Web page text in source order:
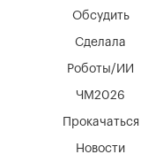
Новости
Обсудить
Сделала
Роботы/ИИ
ЧМ2026
Прокачаться